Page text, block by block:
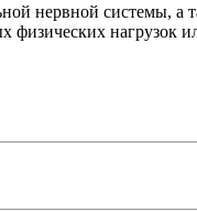
нервной системы,
нагрузок